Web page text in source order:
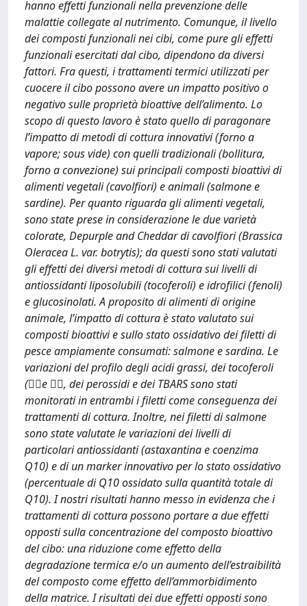
hanno effetti funzionali nella prevenzione delle
malattie collegate al nutrimento. Comunque, il livello
dei composti funzionali nei cibi, come pure gli effetti
funzionali esercitati dal cibo, dipendono da diversi
fattori. Fra questi, i trattamenti termici utilizzati per
cuocere il cibo possono avere un impatto positivo o
negativo sulle proprietà bioattive dell’alimento. Lo
scopo di questo lavoro è stato quello di paragonare
l’impatto di metodi di cottura innovativi (forno a
vapore; sous vide) con quelli tradizionali (bollitura,
forno a convezione) sui principali composti bioattivi di
alimenti vegetali (cavolfiori) e animali (salmone e
sardine). Per quanto riguarda gli alimenti vegetali,
sono state prese in considerazione le due varietà
colorate, Depurple and Cheddar di cavolfiori (Brassica
Oleracea L. var. botrytis); da questi sono stati valutati
gli effetti dei diversi metodi di cottura sui livelli di
antiossidanti liposolubili (tocoferoli) e idrofilici (fenoli)
e glucosinolati. A proposito di alimenti di origine
animale, l’impatto di cottura è stato valutato sui
composti bioattivi e sullo stato ossidativo dei filetti di
pesce ampiamente consumati: salmone e sardina. Le
variazioni del profilo degli acidi grassi, dei tocoferoli
(e , dei perossidi e dei TBARS sono stati
monitorati in entrambi i filetti come conseguenza dei
trattamenti di cottura. Inoltre, nei filetti di salmone
sono state valutate le variazioni dei livelli di
particolari antiossidanti (astaxantina e coenzima
Q10) e di un marker innovativo per lo stato ossidativo
(percentuale di Q10 ossidato sulla quantità totale di
Q10). I nostri risultati hanno messo in evidenza che i
trattamenti di cottura possono portare a due effetti
opposti sulla concentrazione del composto bioattivo
del cibo: una riduzione come effetto della
degradazione termica e/o un aumento dell’estraibilità
del composto come effetto dell’ammorbidimento
della matrice. I risultati dei due effetti opposti sono